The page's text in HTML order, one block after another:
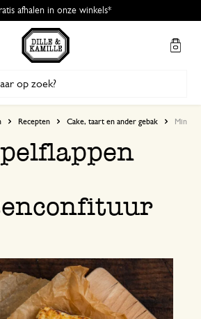
afhalen in onze winkels*
Recepten Cake, taart en ander gebak Mini-